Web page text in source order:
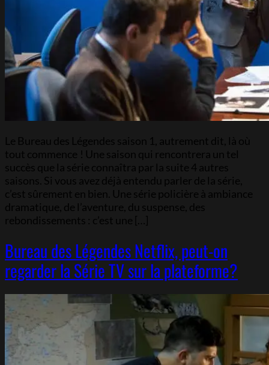
Le Bureau des Légendes saison 1, autrement dit, là où
tout commence ! Une saison qui rencontrera un tel
succès que la série connaîtra par la suite 4 autres
saisons. Si vous avez déjà entendu parler de la série,
c’est sûrement en bien. Une série policière à ambiance
dramatique, de l’aventure, du suspense, des
rebondissements : c’est une […]
Bureau des Légendes Netflix, peut-on
regarder la Série TV sur la plateforme?